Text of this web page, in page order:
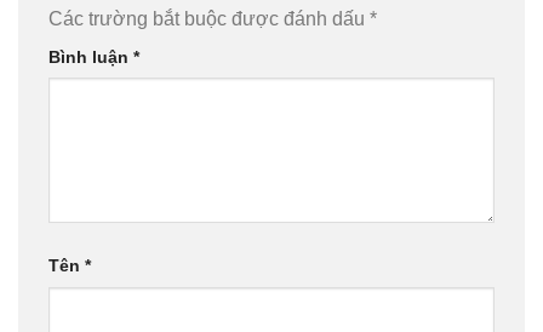
Các trường bắt buộc được đánh dấu *
Bình luận *
Tên *